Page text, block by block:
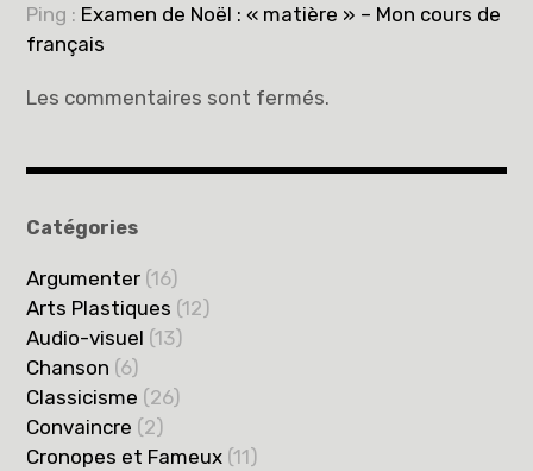
Ping : Examen de Noël : « matière » – Mon cours de
français
Les commentaires sont fermés.
Catégories
Argumenter (16)
Arts Plastiques (12)
Audio-visuel (13)
Chanson (6)
Classicisme (26)
Convaincre (2)
Cronopes et Fameux (11)